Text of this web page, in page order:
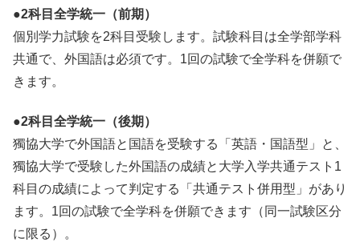
●2科目全学統一（前期）
個別学力試験を2科目受験します。試験科目は全学部学科
共通で、外国語は必須です。1回の試験で全学科を併願で
きます。
●2科目全学統一（後期）
獨協大学で外国語と国語を受験する「英語・国語型」と、
獨協大学で受験した外国語の成績と大学入学共通テスト1
科目の成績によって判定する「共通テスト併用型」があり
ます。1回の試験で全学科を併願できます（同一試験区分
に限る）。